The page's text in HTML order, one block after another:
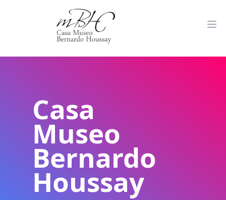
Casa
Museo
Bernardo
Houssay